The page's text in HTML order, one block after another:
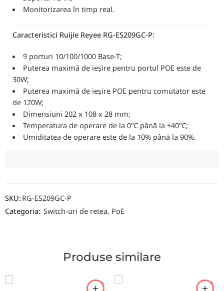
Monitorizarea în timp real.
Caracteristici Ruijie Reyee RG-ES209GC-P:
9 porturi 10/100/1000 Base-T;
Puterea maximă de ieșire pentru portul POE este de
30W;
Puterea maximă de ieșire POE pentru comutator este
de 120W;
Dimensiuni 202 x 108 x 28 mm;
Temperatura de operare de la 0℃ până la +40℃;
Umiditatea de operare este de la 10% până la 90%.
SKU: RG-ES209GC-P
Categoria: Switch-uri de retea, PoE
Produse similare